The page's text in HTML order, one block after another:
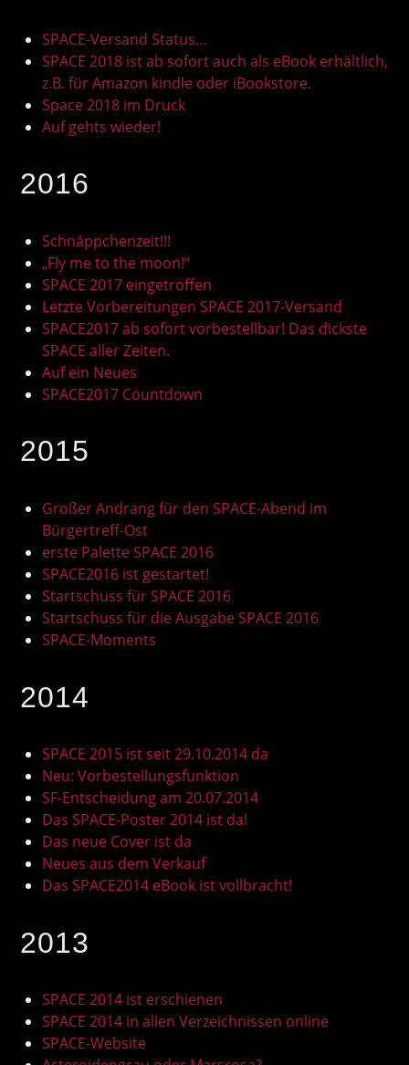
SPACE-Versand Status…
SPACE 2018 ist ab sofort auch als eBook erhältlich,
z.B. für Amazon kindle oder iBookstore.
Space 2018 im Druck
Auf gehts wieder!
2016
Schnäppchenzeit!!!
„Fly me to the moon!“
SPACE 2017 eingetroffen
Letzte Vorbereitungen SPACE 2017-Versand
SPACE2017 ab sofort vorbestellbar! Das dickste
SPACE aller Zeiten.
Auf ein Neues
SPACE2017 Countdown
2015
Großer Andrang für den SPACE-Abend im
Bürgertreff-Ost
erste Palette SPACE 2016
SPACE2016 ist gestartet!
Startschuss für SPACE 2016
Startschuss für die Ausgabe SPACE 2016
SPACE-Moments
2014
SPACE 2015 ist seit 29.10.2014 da
Neu: Vorbestellungsfunktion
SF-Entscheidung am 20.07.2014
Das SPACE-Poster 2014 ist da!
Das neue Cover ist da
Neues aus dem Verkauf
Das SPACE2014 eBook ist vollbracht!
2013
SPACE 2014 ist erschienen
SPACE 2014 in allen Verzeichnissen online
SPACE-Website